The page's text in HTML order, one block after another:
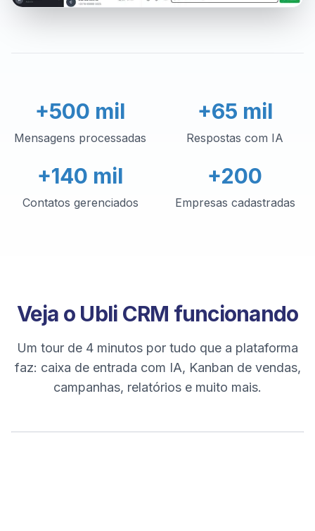
+500 mil
Mensagens processadas
+65 mil
Respostas com IA
+140 mil
Contatos gerenciados
+200
Empresas cadastradas
Veja o Ubli CRM funcionando
Um tour de 4 minutos por tudo que a plataforma
faz: caixa de entrada com IA, Kanban de vendas,
campanhas, relatórios e muito mais.